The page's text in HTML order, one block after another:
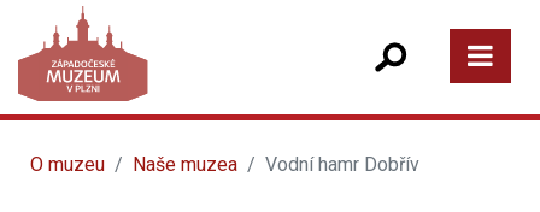
O muzeu Naše muzea Vodní hamr Dobřív